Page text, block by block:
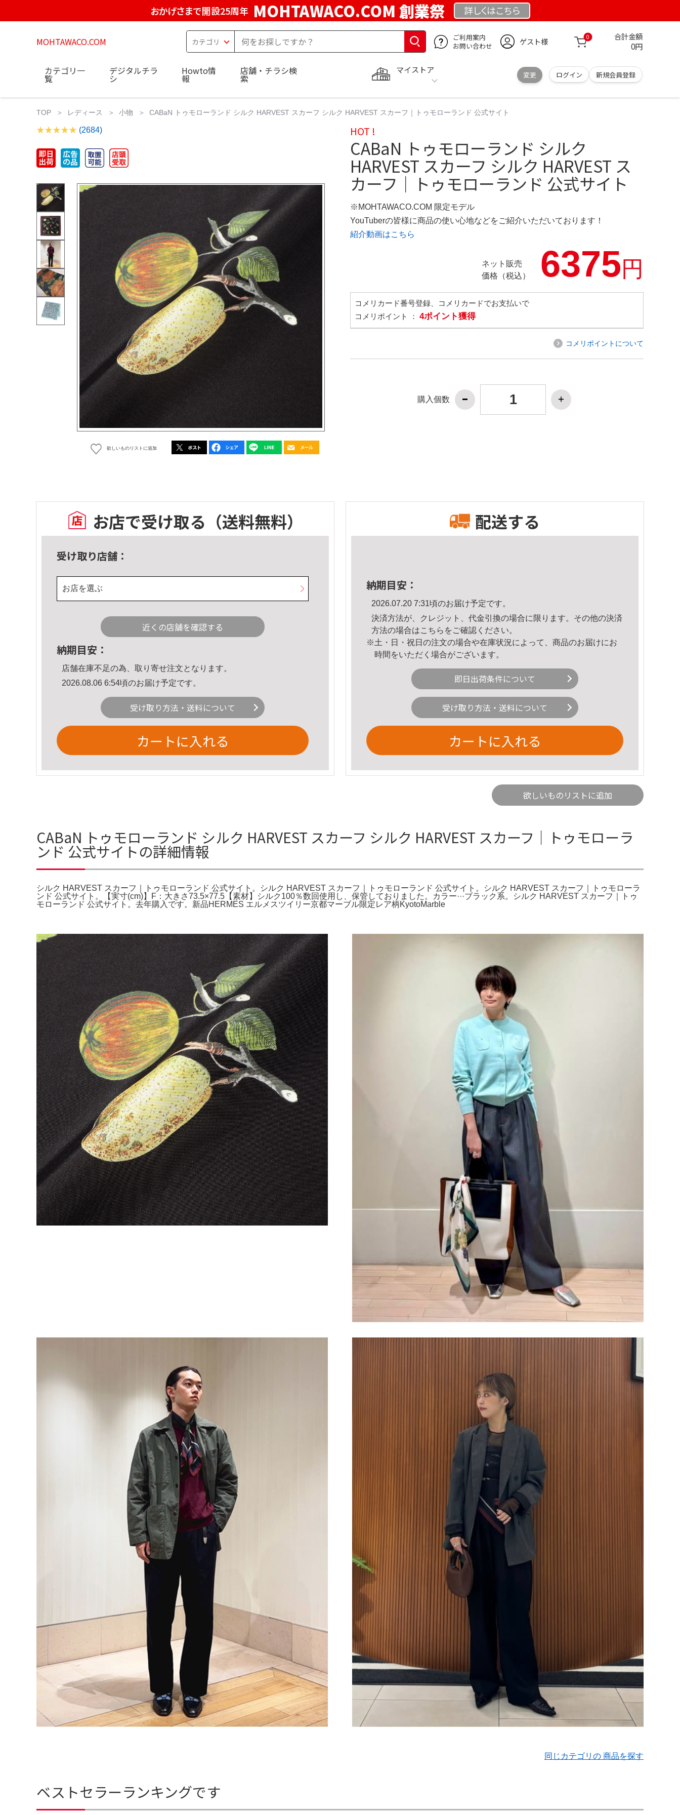
おかげさまで開設25周年 MOHTAWACO.COM 創業祭 詳しくはこちら
MOHTAWACO.COM
ご利用案内
お問い合わせ
ゲスト様 0 合計金額
0円
マイストア
変更 ログイン 新規会員登録
カテゴリ一
覧
デジタルチラ
シ
Howto情
報
店舗・チラシ検
索
TOP レディース 小物 CABaN トゥモローランド シルク HARVEST スカーフ シルク HARVEST スカーフ｜トゥモローランド 公式サイト
(2684)
欲しいものリストに追加
HOT !
CABaN トゥモローランド シルク
HARVEST スカーフ シルク HARVEST ス
カーフ｜トゥモローランド 公式サイト
※MOHTAWACO.COM 限定モデル
YouTuberの皆様に商品の使い心地などをご紹介いただいております！
紹介動画はこちら
ネット販売
価格（税込）
6375円
コメリカード番号登録、コメリカードでお支払いで
コメリポイント ： 4ポイント獲得
コメリポイントについて
購入個数
お店で受け取る （送料無料）
受け取り店舗：
お店を選ぶ
近くの店舗を確認する
納期目安：
店舗在庫不足の為、取り寄せ注文となります。
2026.08.06 6:54頃のお届け予定です。
受け取り方法・送料について
カートに入れる
配送する
納期目安：
2026.07.20 7:31頃のお届け予定です。
決済方法が、クレジット、代金引換の場合に限ります。その他の決済
方法の場合はこちら をご確認ください。
※土・日・祝日の注文の場合や在庫状況によって、商品のお届けにお
時間をいただく場合がございます。
即日出荷条件について
受け取り方法・送料について
カートに入れる
欲しいものリストに追加
CABaN トゥモローランド シルク HARVEST スカーフ シルク HARVEST スカーフ｜トゥモローラ
ンド 公式サイトの詳細情報
シルク HARVEST スカーフ｜トゥモローランド 公式サイト。シルク HARVEST スカーフ｜トゥモローランド 公式サイト。シルク HARVEST スカーフ｜トゥモローラ
ンド 公式サイト。【実寸(cm)】F：大きさ73.5×77.5【素材】シルク100％数回使用し、保管しておりました。カラー···ブラック系。シルク HARVEST スカーフ｜トゥ
モローランド 公式サイト。去年購入です。新品HERMES エルメスツイリー京都マーブル限定レア柄KyotoMarble
同じカテゴリの 商品を探す
ベストセラーランキングです